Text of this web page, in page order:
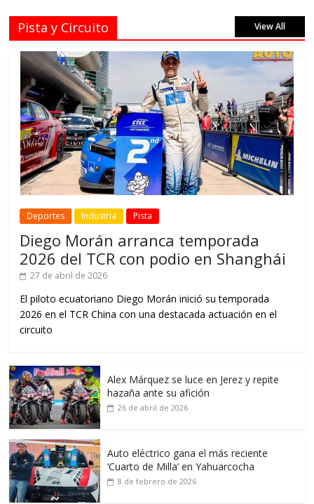
Pista y Circuito View All
Deportes Industria Pista
Diego Morán arranca temporada
2026 del TCR con podio en Shanghái
27 de abril de 2026
El piloto ecuatoriano Diego Morán inició su temporada
2026 en el TCR China con una destacada actuación en el
circuito
Alex Márquez se luce en Jerez y repite
hazaña ante su afición
26 de abril de 2026
Auto eléctrico gana el más reciente
‘Cuarto de Milla’ en Yahuarcocha
8 de febrero de 2026